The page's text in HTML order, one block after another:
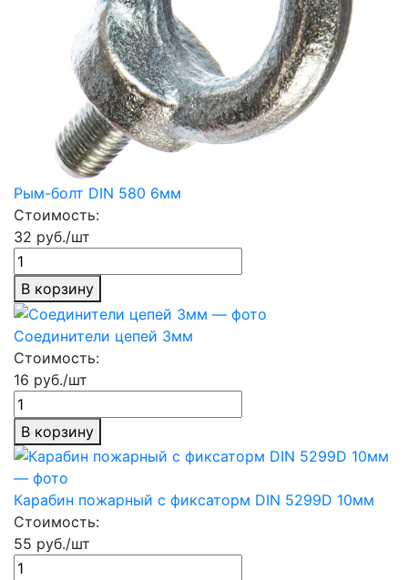
Рым-болт DIN 580 6мм
Стоимость:
32 руб./шт
В корзину
Соединители цепей 3мм
Стоимость:
16 руб./шт
В корзину
Карабин пожарный с фиксаторм DIN 5299D 10мм
Стоимость:
55 руб./шт